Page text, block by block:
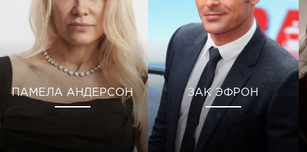
ПАМЕЛА АНДЕРСОН ЗАК ЭФРОН